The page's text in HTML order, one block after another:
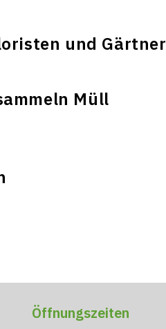
und Gärtner
Müll
Öffnungszeiten